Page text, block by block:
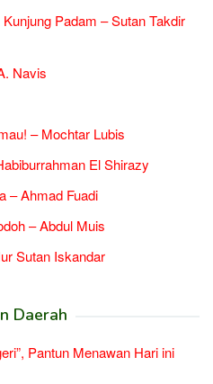
Padam – Sutan Takdir
Navis
– Mochtar Lubis
El Shirazy
– Ahmad Fuadi
– Abdul Muis
Sutan Iskandar
Daerah
Pantun Menawan Hari ini